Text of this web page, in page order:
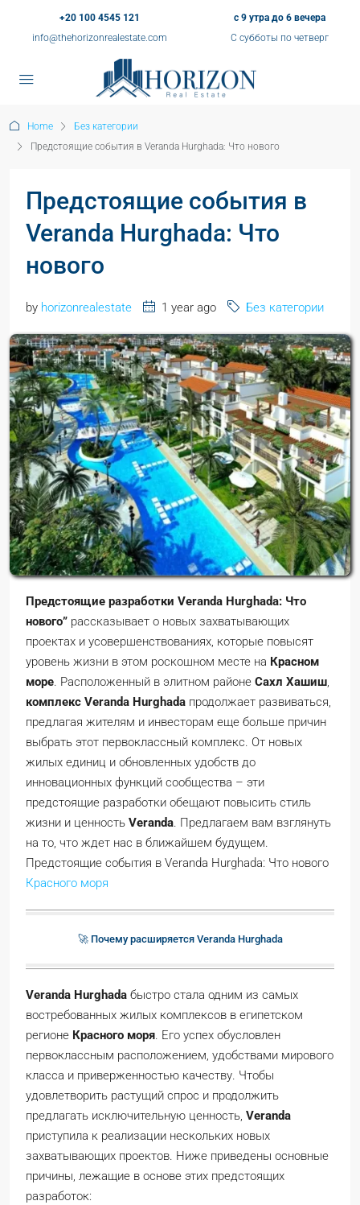
+20 100 4545 121
info@thehorizonrealestate.com
с 9 утра до 6 вечера
С субботы по четверг
Home
Без категории
Предстоящие события в Veranda Hurghada: Что нового
Предстоящие события в
Veranda Hurghada: Что
нового
by horizonrealestate 1 year ago Без категории
Предстоящие разработки Veranda Hurghada: Что
нового” рассказывает о новых захватывающих
проектах и усовершенствованиях, которые повысят
уровень жизни в этом роскошном месте на Красном
море. Расположенный в элитном районе Сахл Хашиш,
комплекс Veranda Hurghada продолжает развиваться,
предлагая жителям и инвесторам еще больше причин
выбрать этот первоклассный комплекс. От новых
жилых единиц и обновленных удобств до
инновационных функций сообщества – эти
предстоящие разработки обещают повысить стиль
жизни и ценность Veranda. Предлагаем вам взглянуть
на то, что ждет нас в ближайшем будущем.
Предстоящие события в Veranda Hurghada: Что нового
Красного моря
🚀 Почему расширяется Veranda Hurghada
Veranda Hurghada быстро стала одним из самых
востребованных жилых комплексов в египетском
регионе Красного моря. Его успех обусловлен
первоклассным расположением, удобствами мирового
класса и приверженностью качеству. Чтобы
удовлетворить растущий спрос и продолжить
предлагать исключительную ценность, Veranda
приступила к реализации нескольких новых
захватывающих проектов. Ниже приведены основные
причины, лежащие в основе этих предстоящих
разработок: